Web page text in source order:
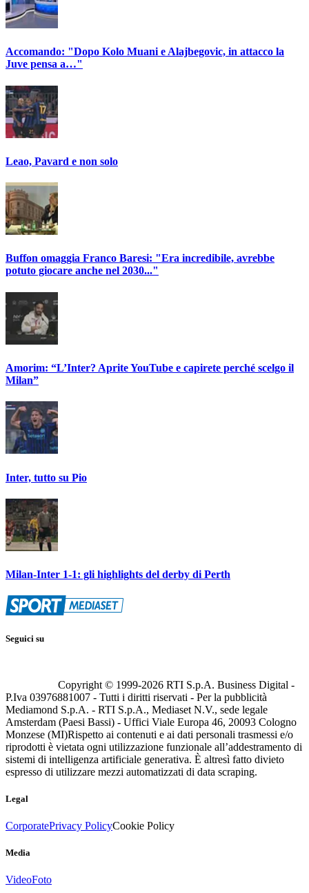
Accomando: "Dopo Kolo Muani e Alajbegovic, in attacco la
Juve pensa a…"
Leao, Pavard e non solo
Buffon omaggia Franco Baresi: "Era incredibile, avrebbe
potuto giocare anche nel 2030..."
Amorim: “L’Inter? Aprite YouTube e capirete perché scelgo il
Milan”
Inter, tutto su Pio
Milan-Inter 1-1: gli highlights del derby di Perth
Seguici su
Copyright © 1999-2026 RTI S.p.A. Business Digital -
P.Iva 03976881007 - Tutti i diritti riservati - Per la pubblicità
Mediamond S.p.A. - RTI S.p.A., Mediaset N.V., sede legale
Amsterdam (Paesi Bassi) - Uffici Viale Europa 46, 20093 Cologno
Monzese (MI)Rispetto ai contenuti e ai dati personali trasmessi e/o
riprodotti è vietata ogni utilizzazione funzionale all’addestramento di
sistemi di intelligenza artificiale generativa. È altresì fatto divieto
espresso di utilizzare mezzi automatizzati di data scraping.
Legal
CorporatePrivacy PolicyCookie Policy
Media
VideoFoto